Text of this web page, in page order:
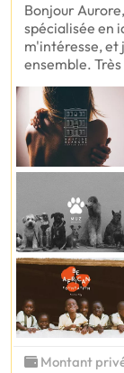
Bonjour
spécialisée en
m'intéresse, et
ensemble.
Montant